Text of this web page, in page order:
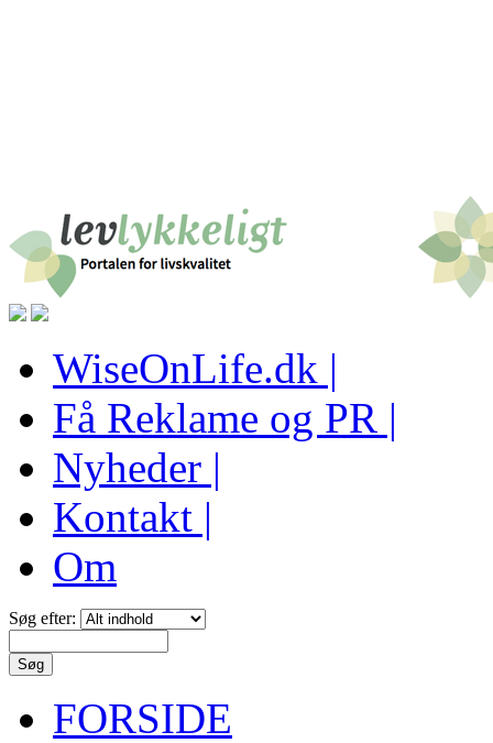
WiseOnLife.dk |
Få Reklame og PR |
Nyheder |
Kontakt |
Om
Søg efter:
FORSIDE